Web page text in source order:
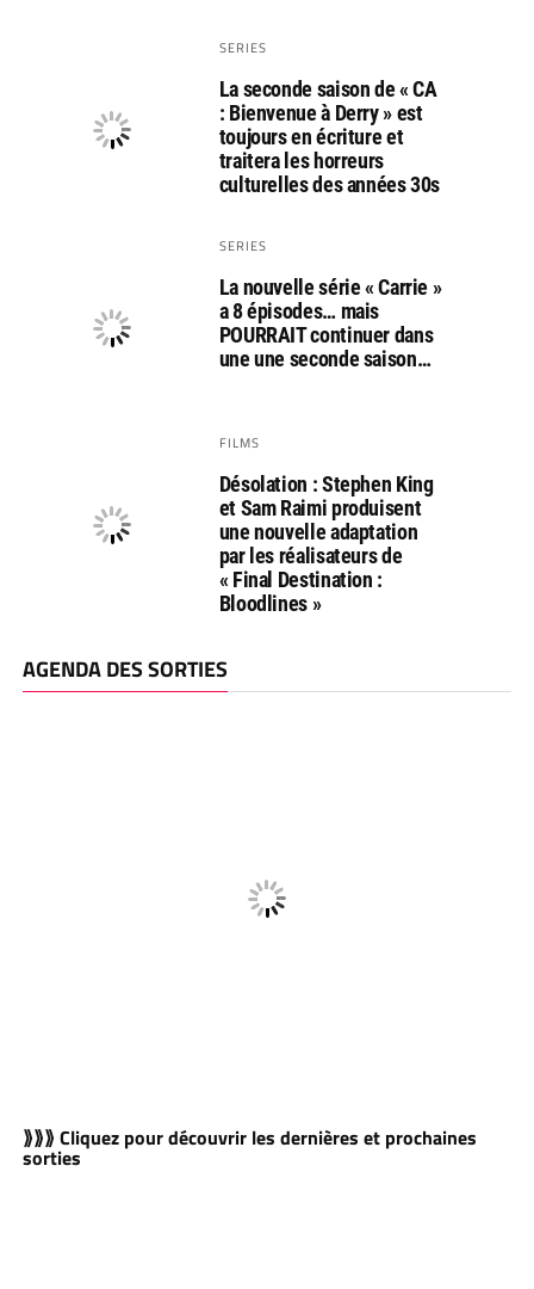
SERIES
La seconde saison de « CA
: Bienvenue à Derry » est
toujours en écriture et
traitera les horreurs
culturelles des années 30s
SERIES
La nouvelle série « Carrie »
a 8 épisodes… mais
POURRAIT continuer dans
une une seconde saison…
FILMS
Désolation : Stephen King
et Sam Raimi produisent
une nouvelle adaptation
par les réalisateurs de
« Final Destination :
Bloodlines »
AGENDA DES SORTIES
⟫⟫⟫ Cliquez pour découvrir les dernières et prochaines
sorties